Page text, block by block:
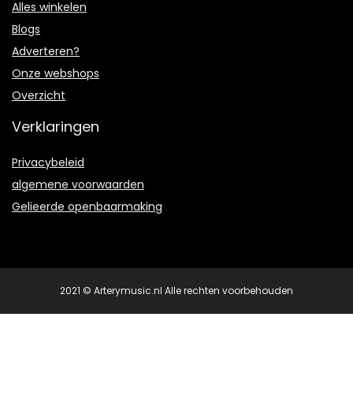
Alles winkelen
Blogs
Adverteren?
Onze webshops
Overzicht
Verklaringen
Privacybeleid
algemene voorwaarden
Gelieerde openbaarmaking
2021 © Arterymusic.nl Alle rechten voorbehouden